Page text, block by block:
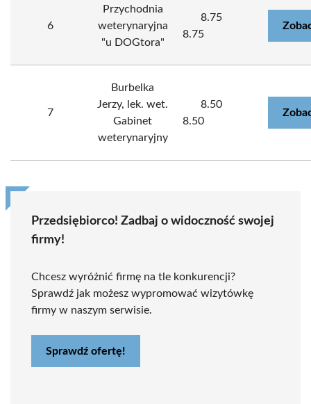
6
Przychodnia
weterynaryjna
"u DOGtora"
8.75
8.75
7
Burbelka
Jerzy, lek. wet.
Gabinet
weterynaryjny
8.50
8.50
Przedsiębiorco! Zadbaj o widoczność swojej
firmy!
Chcesz wyróżnić firmę na tle konkurencji?
Sprawdź jak możesz wypromować wizytówkę
firmy w naszym serwisie.
Sprawdź ofertę!